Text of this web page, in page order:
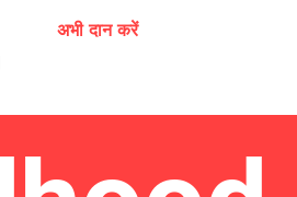
अभी दान करें